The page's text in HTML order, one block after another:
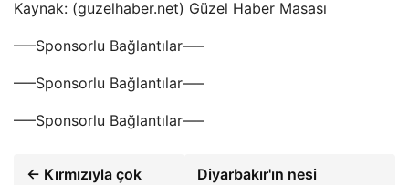
Kaynak: (guzelhaber.net) Güzel Haber Masası
—–Sponsorlu Bağlantılar—–
—–Sponsorlu Bağlantılar—–
—–Sponsorlu Bağlantılar—–
← Kırmızıyla çok
Diyarbakır'ın nesi